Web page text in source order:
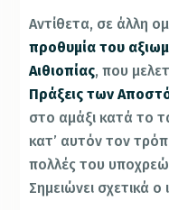
Αντίθετα, σε άλλη
προθυμία του
Αιθιοπίας, που
Πράξεις των
στο αμάξι κατά το
κατ’ αυτόν τον
πολλές του
Σημειώνει σχετικά